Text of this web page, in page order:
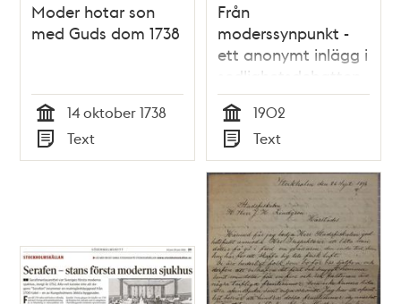
Moder hotar son
med Guds dom 1738
Tid
14 oktober 1738
Typ
Text
Från
moderssynpunkt -
ett anonymt inlägg i
sedlighetsdebatten
från 1902
Tid
1902
Typ
Text